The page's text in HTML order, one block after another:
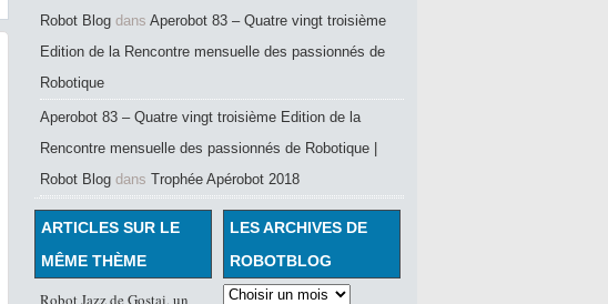
Robot Blog dans Aperobot 83 – Quatre vingt troisième
Edition de la Rencontre mensuelle des passionnés de
Robotique
Aperobot 83 – Quatre vingt troisième Edition de la
Rencontre mensuelle des passionnés de Robotique |
Robot Blog dans Trophée Apérobot 2018
LES ARCHIVES DE
ROBOTBLOG
ARTICLES SUR LE
MÊME THÈME
Robot Jazz de Gostai, un